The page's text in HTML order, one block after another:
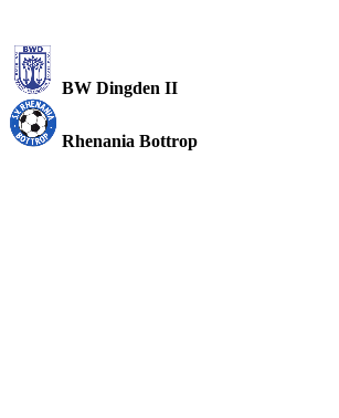
BW Dingden II
Rhenania Bottrop